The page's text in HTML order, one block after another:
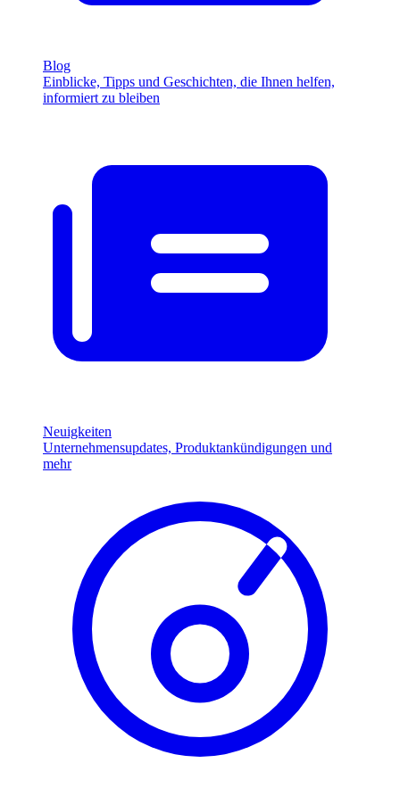
Blog
Einblicke, Tipps und Geschichten, die Ihnen helfen,
informiert zu bleiben
Neuigkeiten
Unternehmensupdates, Produktankündigungen und
mehr